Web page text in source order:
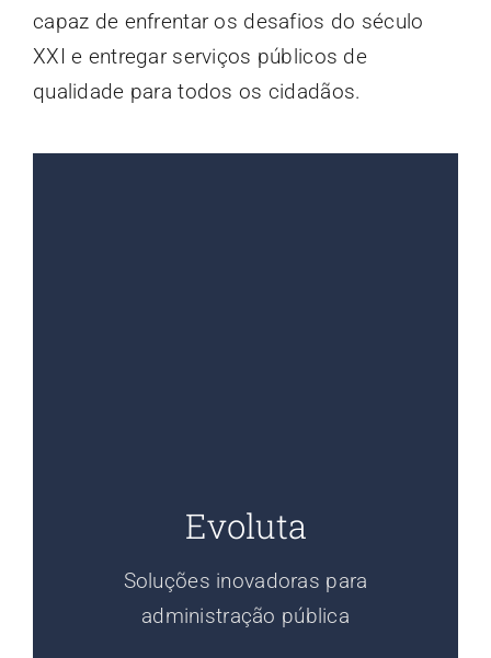
capaz de enfrentar os desafios do século
XXI e entregar serviços públicos de
qualidade para todos os cidadãos.
Evoluta
Soluções inovadoras para
administração pública